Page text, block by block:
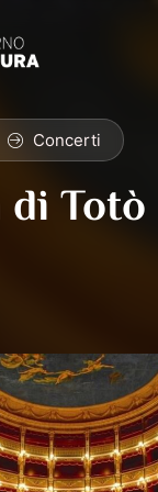
Concerti
di Totò